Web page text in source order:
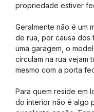
propriedade estiver
Geralmente não é um
de rua, por causa dos
uma garagem, o
circulam na rua vejam
mesmo com a porta
Para quem reside em
do interior não é algo